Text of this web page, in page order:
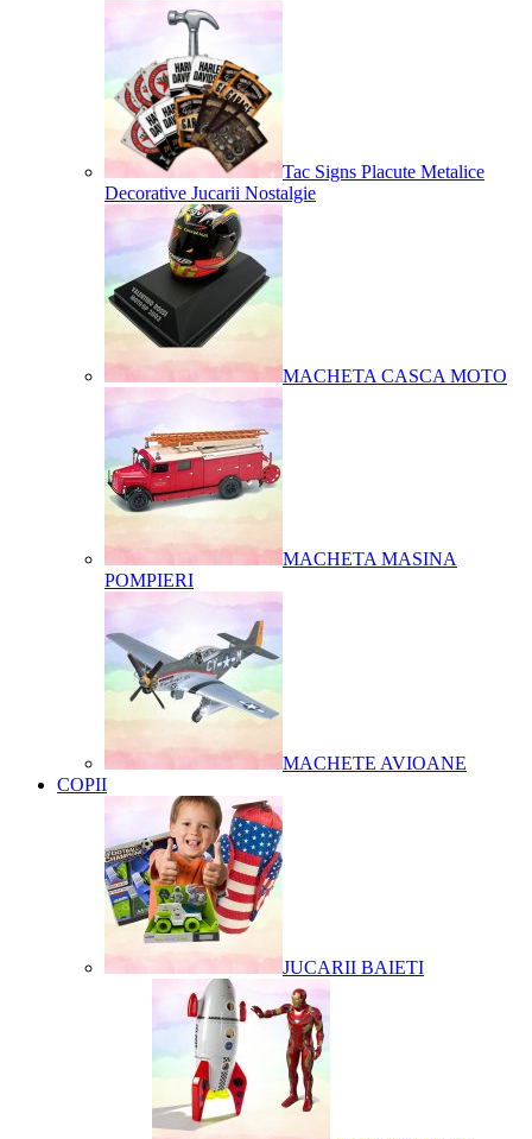
Tac Signs Placute Metalice
Decorative Jucarii Nostalgie
MACHETA CASCA MOTO
MACHETA MASINA
POMPIERI
MACHETE AVIOANE
COPII
JUCARII BAIETI